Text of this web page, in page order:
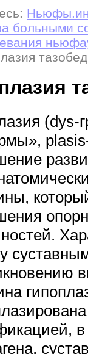
больными
(dys-